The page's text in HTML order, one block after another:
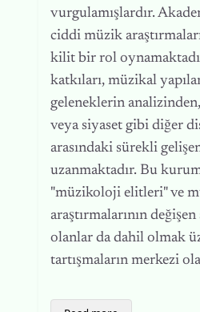
vurgulamışlardır.
ciddi müzik
kilit bir rol
katkıları, müzikal
geleneklerin
veya siyaset gibi diğer
arasındaki sürekli
uzanmaktadır. Bu
"müzikoloji elitleri" ve
araştırmalarının
olanlar da dahil olmak
tartışmaların merkezi